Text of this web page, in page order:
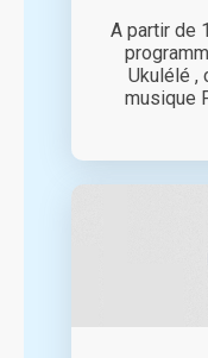
A partir de
Ukulélé ,
musique